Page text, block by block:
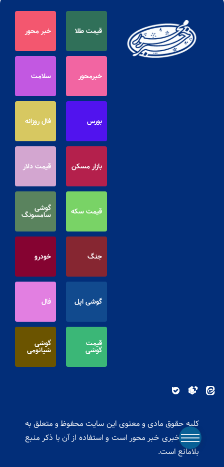
قیمت طلا خبر محور
خبرمحور سلامت
بورس فال روزانه
بازار مسکن قیمت دلار
قیمت سکه گوشی
سامسونگ
جنگ خودرو
گوشی اپل فال
قیمت
گوشی
گوشی
شیائومی
کلیه حقوق مادی و معنوی این سایت محفوظ و متعلق به
پایگاه خبری خبر محور است و استفاده از آن با ذکر منبع
بلامانع است.